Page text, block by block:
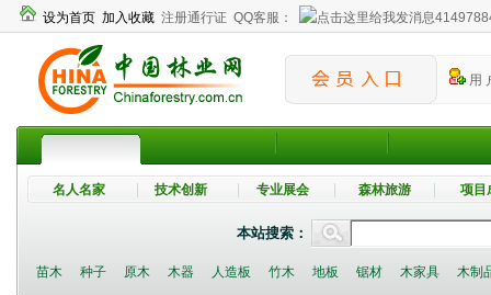
设为首页 加入收藏 注册通行证 QQ客服：
用
名人名家 技术创新 专业展会 森林旅游 项目
本站搜索：
苗木 种子 原木 木器 人造板 竹木 地板 锯材 木家具 木制